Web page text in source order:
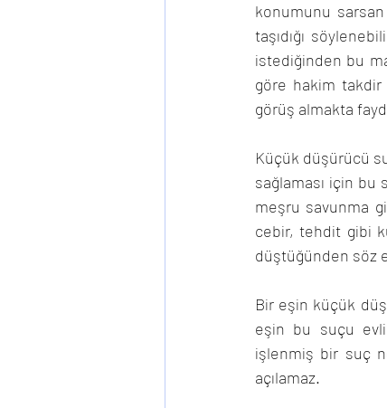
konumunu
taşıdığı
istediğinden bu
göre hakim takdir
görüş almakta
Küçük düşürücü
sağlaması için bu
meşru savunma
cebir, tehdit gibi
düştüğünden söz
Bir eşin küçük
eşin bu suçu
işlenmiş bir suç
açılamaz.